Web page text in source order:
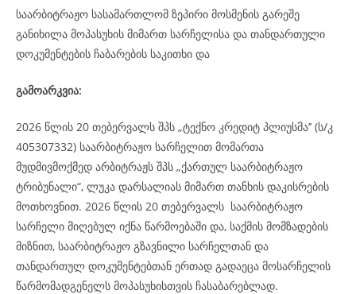
საარბიტრაჟო სასამართლომ ზეპირი მოსმენის გარეშე
განიხილა მოპასუხის მიმართ სარჩელისა და თანდართული
დოკუმენტების ჩაბარების საკითხი და
გამოარკვია:
2026 წლის 20 თებერვალს შპს „ტექნო კრედიტ პლიუსმა’’ (ს/კ
405307332) საარბიტრაჟო სარჩელით მომართა
მუდმივმოქმედ არბიტრაჟს შპს „ქართულ საარბიტრაჟო
ტრიბუნალი“, ლუკა დარსალიას მიმართ თანხის დაკისრების
მოთხოვნით. 2026 წლის 20 თებერვალს საარბიტრაჟო
სარჩელი მიღებულ იქნა წარმოებაში და, საქმის მომზადების
მიზნით, საარბიტრაჟო გზავნილი სარჩელთან და
თანდართულ დოკუმენტებთან ერთად გადაეცა მოსარჩელის
წარმომადგენელს მოპასუხისთვის ჩასაბარებლად.